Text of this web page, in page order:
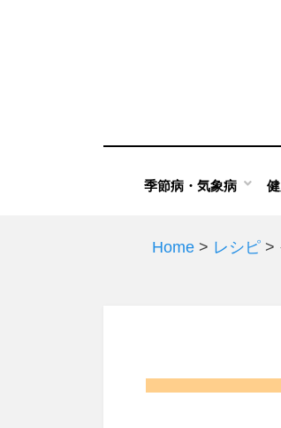
季節病・気象病
Home > レシピ >